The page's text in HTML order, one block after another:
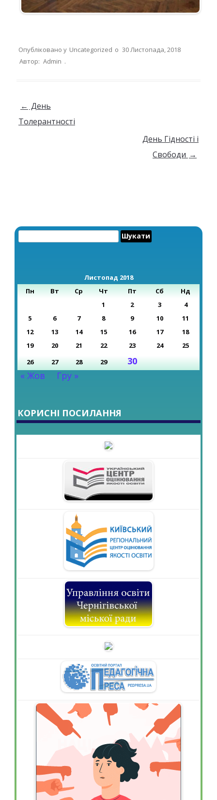
Опубліковано у Uncategorized о 30 Листопада, 2018
Автор: Admin .
Навігація по запису
← День
Толерантності
День Гідності і
Свободи →
Листопад 2018
Пн
Вт Ср Чт Пт Сб
Нд
1
2 3
4
5
6 7 8 9 10
11
12
13 14 15 16 17
18
19
20 21 22 23 24
25
26
27 28 29
30
« Жов
Гру »
КОРИСНІ ПОСИЛАННЯ